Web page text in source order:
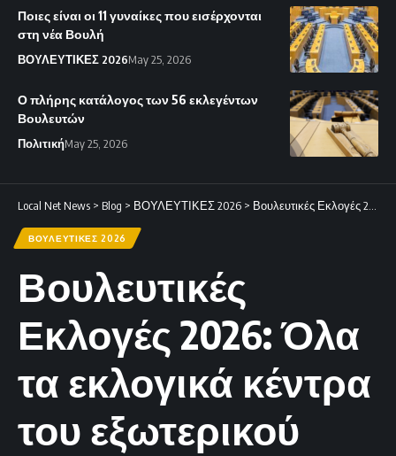
Ποιες είναι οι 11 γυναίκες που εισέρχονται
στη νέα Βουλή
ΒΟΥΛΕΥΤΙΚΕΣ 2026May 25, 2026
Ο πλήρης κατάλογος των 56 εκλεγέντων
Βουλευτών
ΠολιτικήMay 25, 2026
Local Net News > Blog > ΒΟΥΛΕΥΤΙΚΕΣ 2026 > Βουλευτικές Εκλογές 2026: Όλα τα εκλογικά κέντρα του εξωτερικού
ΒΟΥΛΕΥΤΙΚΕΣ 2026
Βουλευτικές
Εκλογές 2026: Όλα
τα εκλογικά κέντρα
του εξωτερικού